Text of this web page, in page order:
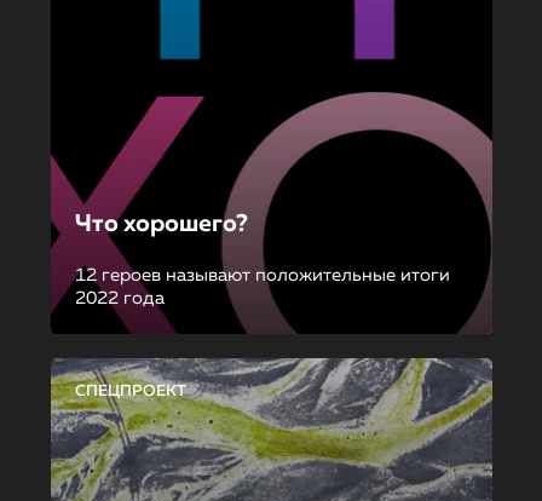
Что хорошего?
12 героев называют положительные итоги
2022 года
СПЕЦПРОЕКТ